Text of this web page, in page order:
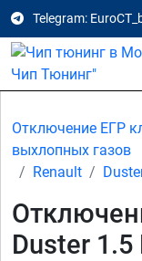
Telegram:
Отключение ЕГР
выхлопных газов
Renault
Duster